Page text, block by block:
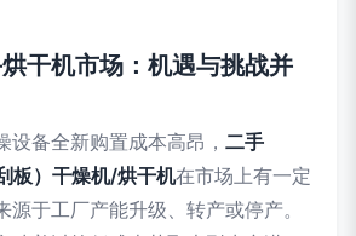
干机市场：机遇与挑战并
设备全新购置成本高昂， 二手
板）干燥机/烘干机在市场上有一定
源于工厂产能升级、转产或停产。